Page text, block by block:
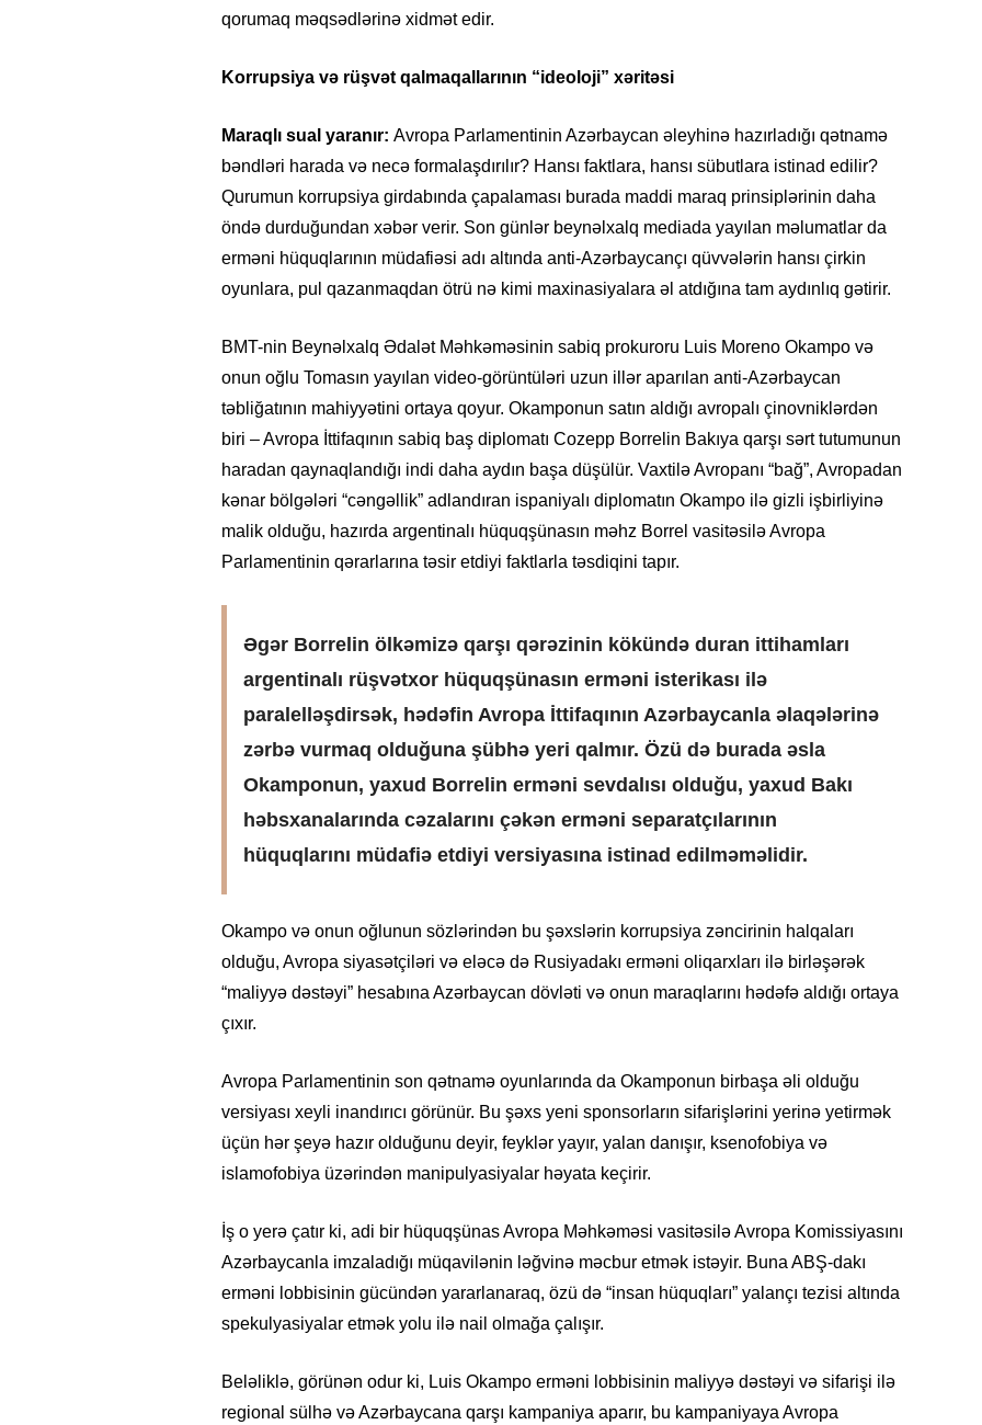
qorumaq məqsədlərinə xidmət edir.
Korrupsiya və rüşvət qalmaqallarının “ideoloji” xəritəsi
Maraqlı sual yaranır: Avropa Parlamentinin Azərbaycan əleyhinə hazırladığı qətnamə
bəndləri harada və necə formalaşdırılır? Hansı faktlara, hansı sübutlara istinad edilir?
Qurumun korrupsiya girdabında çapalaması burada maddi maraq prinsiplərinin daha
öndə durduğundan xəbər verir. Son günlər beynəlxalq mediada yayılan məlumatlar da
erməni hüquqlarının müdafiəsi adı altında anti-Azərbaycançı qüvvələrin hansı çirkin
oyunlara, pul qazanmaqdan ötrü nə kimi maxinasiyalara əl atdığına tam aydınlıq gətirir.
BMT-nin Beynəlxalq Ədalət Məhkəməsinin sabiq prokuroru Luis Moreno Okampo və
onun oğlu Tomasın yayılan video-görüntüləri uzun illər aparılan anti-Azərbaycan
təbliğatının mahiyyətini ortaya qoyur. Okamponun satın aldığı avropalı çinovniklərdən
biri – Avropa İttifaqının sabiq baş diplomatı Cozepp Borrelin Bakıya qarşı sərt tutumunun
haradan qaynaqlandığı indi daha aydın başa düşülür. Vaxtilə Avropanı “bağ”, Avropadan
kənar bölgələri “cəngəllik” adlandıran ispaniyalı diplomatın Okampo ilə gizli işbirliyinə
malik olduğu, hazırda argentinalı hüquqşünasın məhz Borrel vasitəsilə Avropa
Parlamentinin qərarlarına təsir etdiyi faktlarla təsdiqini tapır.
Əgər Borrelin ölkəmizə qarşı qərəzinin kökündə duran ittihamları
argentinalı rüşvətxor hüquqşünasın erməni isterikası ilə
paralelləşdirsək, hədəfin Avropa İttifaqının Azərbaycanla əlaqələrinə
zərbə vurmaq olduğuna şübhə yeri qalmır. Özü də burada əsla
Okamponun, yaxud Borrelin erməni sevdalısı olduğu, yaxud Bakı
həbsxanalarında cəzalarını çəkən erməni separatçılarının
hüquqlarını müdafiə etdiyi versiyasına istinad edilməməlidir.
Okampo və onun oğlunun sözlərindən bu şəxslərin korrupsiya zəncirinin halqaları
olduğu, Avropa siyasətçiləri və eləcə də Rusiyadakı erməni oliqarxları ilə birləşərək
“maliyyə dəstəyi” hesabına Azərbaycan dövləti və onun maraqlarını hədəfə aldığı ortaya
çıxır.
Avropa Parlamentinin son qətnamə oyunlarında da Okamponun birbaşa əli olduğu
versiyası xeyli inandırıcı görünür. Bu şəxs yeni sponsorların sifarişlərini yerinə yetirmək
üçün hər şeyə hazır olduğunu deyir, feyklər yayır, yalan danışır, ksenofobiya və
islamofobiya üzərindən manipulyasiyalar həyata keçirir.
İş o yerə çatır ki, adi bir hüquqşünas Avropa Məhkəməsi vasitəsilə Avropa Komissiyasını
Azərbaycanla imzaladığı müqavilənin ləğvinə məcbur etmək istəyir. Buna ABŞ-dakı
erməni lobbisinin gücündən yararlanaraq, özü də “insan hüquqları” yalançı tezisi altında
spekulyasiyalar etmək yolu ilə nail olmağa çalışır.
Beləliklə, görünən odur ki, Luis Okampo erməni lobbisinin maliyyə dəstəyi və sifarişi ilə
regional sülhə və Azərbaycana qarşı kampaniya aparır, bu kampaniyaya Avropa